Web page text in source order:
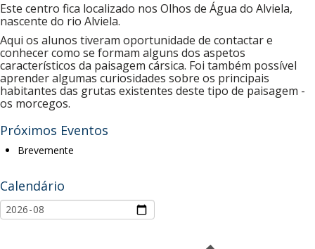
Este centro fica localizado nos Olhos de Água do Alviela,
nascente do rio Alviela.
Aqui os alunos tiveram oportunidade de contactar e
conhecer como se formam alguns dos aspetos
característicos da paisagem cársica. Foi também possível
aprender algumas curiosidades sobre os principais
habitantes das grutas existentes deste tipo de paisagem -
os morcegos.
Próximos Eventos
Brevemente
Calendário